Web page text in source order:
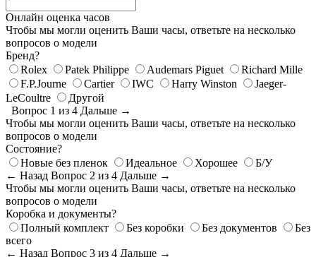
Онлайн оценка часов
Чтобы мы могли оценить Ваши часы, ответьте на несколько
вопросов о модели
Бренд?
Rolex
Patek Philippe Audemars Piguet
Richard Mille
F.P.Journe
Cartier IWC Harry Winston
Jaeger-
LeCoultre
Другой
Вопрос 1 из 4 Дальше →
Чтобы мы могли оценить Ваши часы, ответьте на несколько
вопросов о модели
Состояние?
Новые без пленок
Идеальное Хорошее
Б/У
← Назад Вопрос 2 из 4 Дальше →
Чтобы мы могли оценить Ваши часы, ответьте на несколько
вопросов о модели
Коробка и документы?
Полный комплект
Без коробки Без документов
Без
всего
← Назад Вопрос 3 из 4 Дальше →